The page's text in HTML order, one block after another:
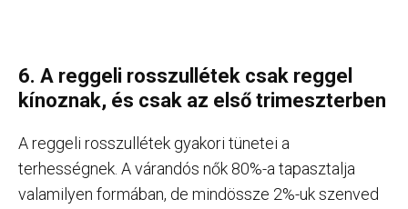
6. A reggeli rosszullétek csak reggel
kínoznak, és csak az első trimeszterben
A reggeli rosszullétek gyakori tünetei a
terhességnek. A várandós nők 80%-a tapasztalja
valamilyen formában, de mindössze 2%-uk szenved